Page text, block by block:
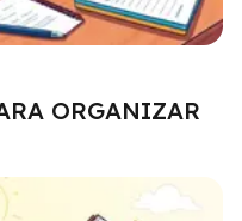
ORGANIZAR